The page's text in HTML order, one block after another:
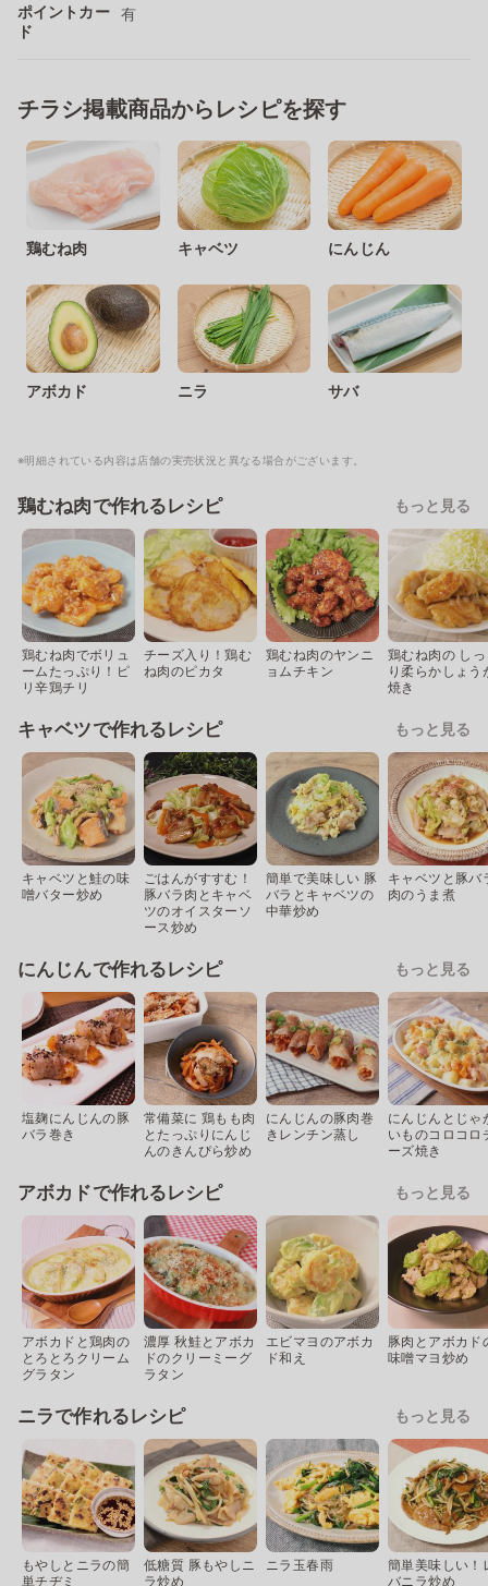
ポイントカー
ド
有
チラシ掲載商品からレシピを探す
鶏むね肉 キャベツ にんじん
アボカド ニラ サバ
※明細されている内容は店舗の実売状況と異なる場合がございます。
鶏むね肉で作れるレシピ もっと見る
鶏むね肉でボリュ
ームたっぷり！ピ
リ辛鶏チリ
チーズ入り！鶏む
ね肉のピカタ
鶏むね肉のヤンニ
ョムチキン
鶏むね肉の し
り柔らかしょう
焼き
キャベツで作れるレシピ もっと見る
キャベツと鮭の味
噌バター炒め
ごはんがすすむ！
豚バラ肉とキャベ
ツのオイスターソ
ース炒め
簡単で美味しい 豚
バラとキャベツの
中華炒め
キャベツと豚バ
肉のうま煮
にんじんで作れるレシピ もっと見る
塩麹にんじんの豚
バラ巻き
常備菜に 鶏もも肉
とたっぷりにんじ
んのきんぴら炒め
にんじんの豚肉巻
きレンチン蒸し
にんじんとじゃ
いものコロコロ
ーズ焼き
アボカドで作れるレシピ もっと見る
アボカドと鶏肉の
とろとろクリーム
グラタン
濃厚 秋鮭とアボカ
ドのクリーミーグ
ラタン
エビマヨのアボカ
ド和え
豚肉とアボカド
味噌マヨ炒め
ニラで作れるレシピ もっと見る
もやしとニラの簡
単チヂミ
低糖質 豚もやしニ
ラ炒め
ニラ玉春雨
簡単美味しい！
バニラ炒め